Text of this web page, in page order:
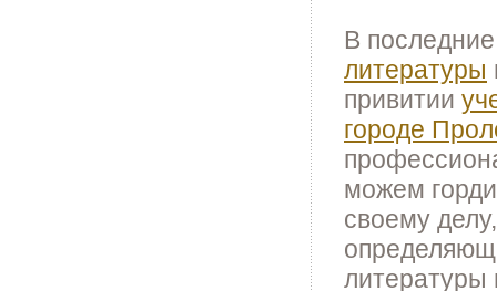
В
литературы
привитии
городе
можем
своему
литературы